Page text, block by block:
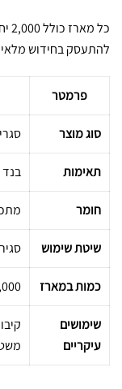
להתעסק בחידוש מלאי
פרמטר
סוג מוצר
תאימות בנד
חומר
שיטת שימוש
כמות במארז 2,000
שימושים
עיקריים